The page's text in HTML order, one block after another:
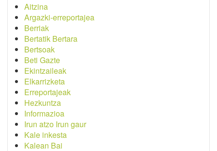
Aitzina
Argazki-erreportajea
Berriak
Bertatik Bertara
Bertsoak
Beti Gazte
Ekintzaileak
Elkarrizketa
Erreportajeak
Hezkuntza
Informazioa
Irun atzo Irun gaur
Kale inkesta
Kalean Bai